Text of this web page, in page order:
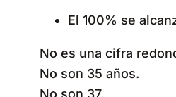
El 100% se
No es una cifra
No son 35 años.
No son 37.